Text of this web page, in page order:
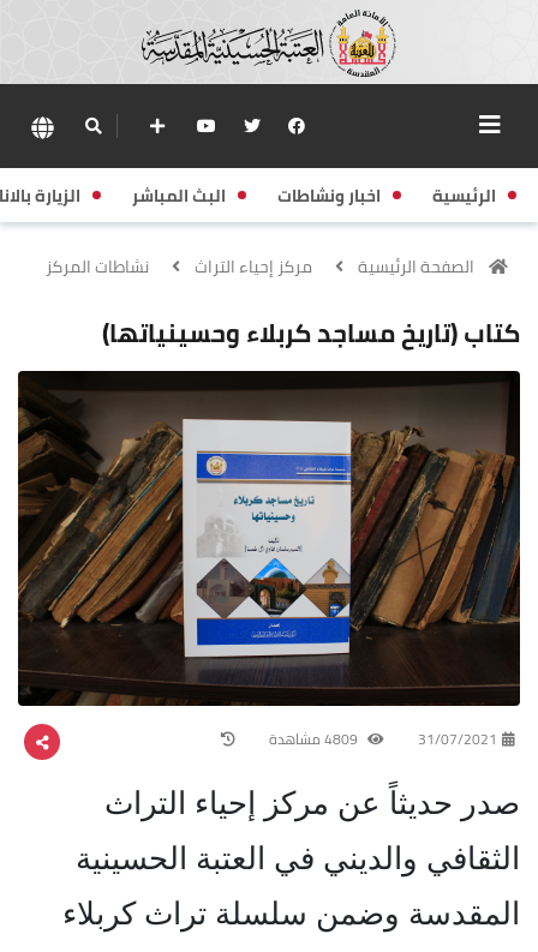
الرئيسية اخبار ونشاطات البث المباشر الزيارة
الصفحة الرئيسية مركز إحياء التراث نشاطات المركز
كتاب (تاريخ مساجد كربلاء وحسينياتها)
31/07/2021
صدر حديثاً عن مركز إحياء التراث
الثقافي والديني في العتبة الحسينية
المقدسة وضمن سلسلة تراث كربلاء